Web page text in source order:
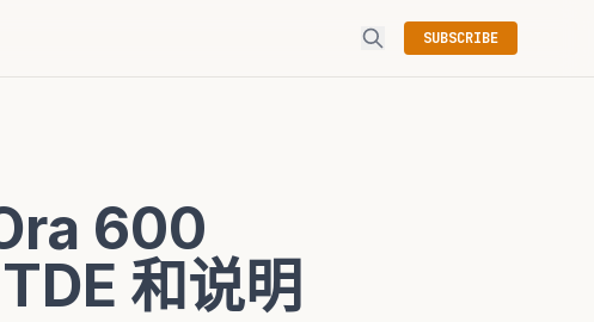
SUBSCRIBE
600
和说明